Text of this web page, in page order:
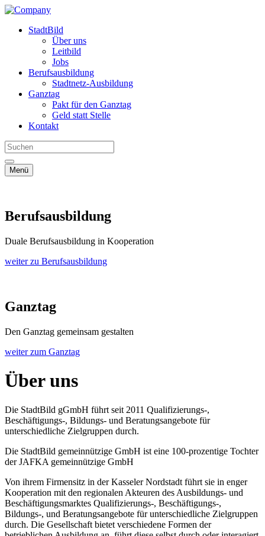
StadtBild
Über uns
Leitbild
Jobs
Berufsausbildung
Stadtnetz-Ausbildung
Ganztag
Pakt für den Ganztag
Geld statt Stelle
Kontakt
Menü
Berufsausbildung
Duale Berufsausbildung in Kooperation
weiter zu Berufsausbildung
Ganztag
Den Ganztag gemeinsam gestalten
weiter zum Ganztag
Über uns
Die StadtBild gGmbH führt seit 2011 Qualifizierungs-,
Beschäftigungs-, Bildungs- und Beratungsangebote für
unterschiedliche Zielgruppen durch.
Die StadtBild gemeinnützige GmbH ist eine 100-prozentige Tochter
der JAFKA gemeinnützige GmbH
Von ihrem Firmensitz in der Kasseler Nordstadt führt sie in enger
Kooperation mit den regionalen Akteuren des Ausbildungs- und
Beschäftigungsmarktes Qualifizierungs-, Beschäftigungs-,
Bildungs-, und Beratungsangebote für unterschiedliche Zielgruppen
durch. Die Gesellschaft bietet verschiedene Formen der